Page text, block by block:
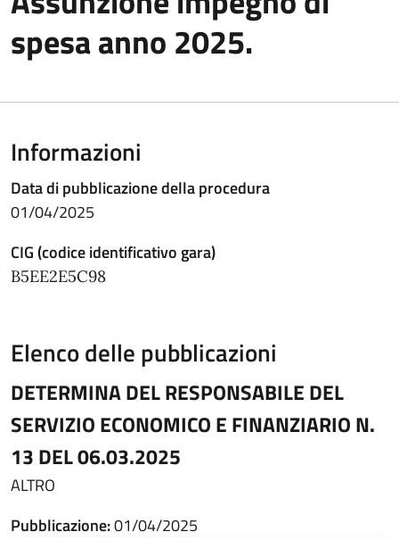
spesa anno 2025.
Informazioni
Data di pubblicazione della procedura
01/04/2025
CIG (codice identificativo gara)
B5EE2E5C98
Elenco delle pubblicazioni
DETERMINA DEL RESPONSABILE DEL
SERVIZIO ECONOMICO E FINANZIARIO N.
13 DEL 06.03.2025
ALTRO
Pubblicazione:01/04/2025